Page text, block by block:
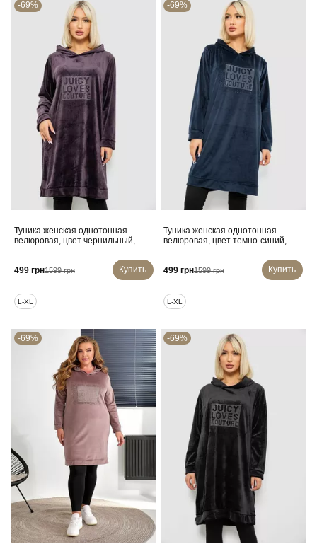
-69%
Туника женская однотонная
велюровая, цвет чернильный,
499 грн1599 грн Купить
L-XL
-69%
Туника женская однотонная
велюровая, цвет темно-синий,
499 грн1599 грн Купить
L-XL
-69% -69%